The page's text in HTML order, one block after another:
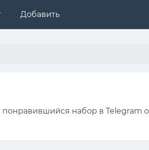
Добавить
понравившийся набор в Telegram